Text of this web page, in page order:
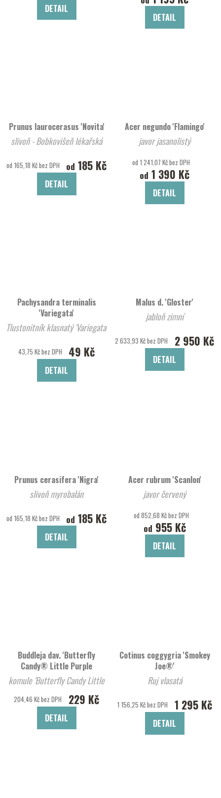
DETAIL
DETAIL
Prunus laurocerasus 'Novita'
slivoň - Bobkovišeň lékařská
od 165,18 Kč bez DPH od 185 Kč
DETAIL
Acer negundo 'Flamingo'
javor jasanolistý
od 1 241,07 Kč bez DPH
od 1 390 Kč
DETAIL
Pachysandra terminalis
'Variegata'
Tlustonitník klasnatý 'Variegata'
43,75 Kč bez DPH 49 Kč
DETAIL
Malus d. 'Gloster'
jabloň zimní
2 633,93 Kč bez DPH 2 950 Kč
DETAIL
Prunus cerasifera 'Nigra'
slivoň myrobalán
od 165,18 Kč bez DPH od 185 Kč
DETAIL
Acer rubrum 'Scanlon'
javor červený
od 852,68 Kč bez DPH
od 955 Kč
DETAIL
Buddleja dav. 'Butterfly
Candy® Little Purple
komule 'Butterfly Candy Little
204,46 Kč bez DPH 229 Kč
DETAIL
Cotinus coggygria 'Smokey
Joe®'
Ruj vlasatá
1 156,25 Kč bez DPH 1 295 Kč
DETAIL